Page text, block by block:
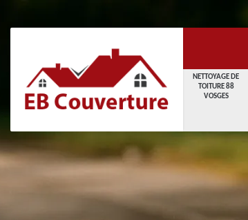
NETTOYAGE DE
TOITURE 88
VOSGES